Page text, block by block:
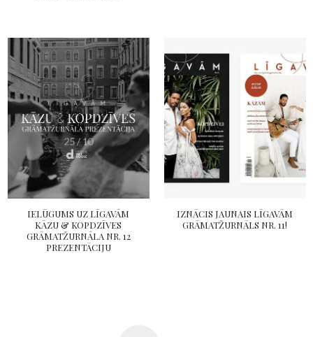
IELŪGUMS UZ LĪGAVĀM
KĀZU & KOPDZĪVES
GRĀMATŽURNĀLA NR. 12
PREZENTĀCIJU
IZNĀCIS JAUNAIS LĪGAVĀM
GRĀMATŽURNĀLS NR. 11!